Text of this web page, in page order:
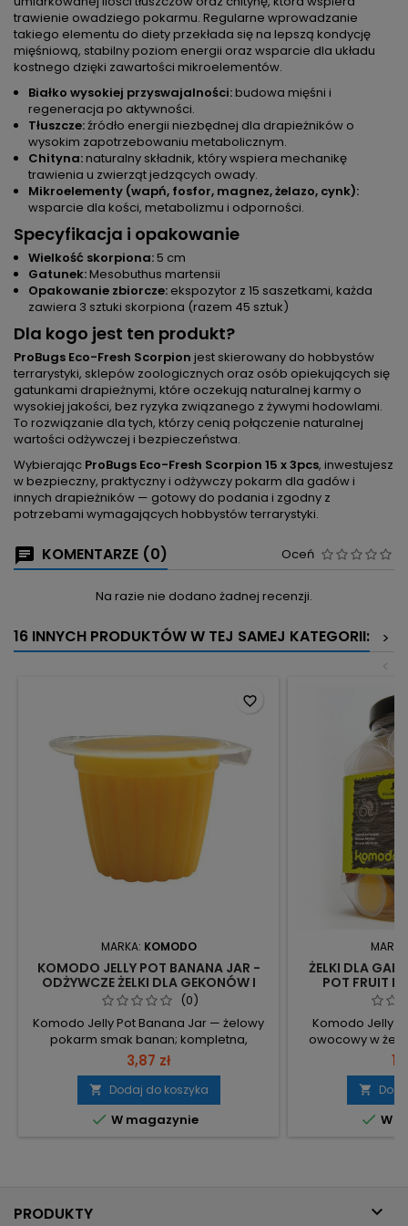
trawienie owadziego pokarmu. Regularne wprowadzanie
takiego elementu do diety przekłada się na lepszą kondycję
mięśniową, stabilny poziom energii oraz wsparcie dla układu
kostnego dzięki zawartości mikroelementów.
Białko wysokiej przyswajalności:budowa mięśni i
regeneracja po aktywności.
Tłuszcze:źródło energii niezbędnej dla drapieżników o
wysokim zapotrzebowaniu metabolicznym.
Chityna:naturalny składnik, który wspiera mechanikę
trawienia u zwierząt jedzących owady.
Mikroelementy (wapń, fosfor, magnez, żelazo, cynk):
wsparcie dla kości, metabolizmu i odporności.
Specyfikacja i opakowanie
Wielkość skorpiona:5 cm
Gatunek:Mesobuthus martensii
Opakowanie zbiorcze: ekspozytor z 15 saszetkami, każda
zawiera 3 sztuki skorpiona (razem 45 sztuk)
Dla kogo jest ten produkt?
ProBugs Eco-Fresh Scorpion jest skierowany do hobbystów
terrarystyki, sklepów zoologicznych oraz osób opiekujących się
gatunkami drapieżnymi, które oczekują naturalnej karmy o
wysokiej jakości, bez ryzyka związanego z żywymi hodowlami.
To rozwiązanie dla tych, którzy cenią połączenie naturalnej
wartości odżywczej i bezpieczeństwa.
Wybierając ProBugs Eco-Fresh Scorpion 15 x 3pcs, inwestujesz
w bezpieczny, praktyczny i odżywczy pokarm dla gadów i
innych drapieżników — gotowy do podania i zgodny z
potrzebami wymagających hobbystów terrarystyki.
KOMENTARZE (0) Oceń
Na razie nie dodano żadnej recenzji.
16 INNYCH PRODUKTÓW W TEJ SAMEJ KATEGORII:
>
<
MARKA: KOMODO
KOMODO JELLY POT BANANA JAR -
ODŻYWCZE ŻELKI DLA GEKONÓW I
JASZCZUREK(0)
Komodo Jelly Pot Banana Jar — żelowy
pokarm smak banan; kompletna,
gotowa do podania dieta dla gadów i
karmówki. Kompletna dieta – zapewnia
pełne żywienie gadów i owadów.
Odporne na wysoką i niską temperaturę i
wilgotność – bezpieczne użycie w
3,87 zł
 Dodaj do koszyka
 W magazynie
favorite_border
ŻELKI DLA
POT FRUIT
Komodo Jelly
owocowy w
dieta w żelu
odporna na
oraz na
Opakowanie:
porcjowanie i

 W
PRODUKTY 